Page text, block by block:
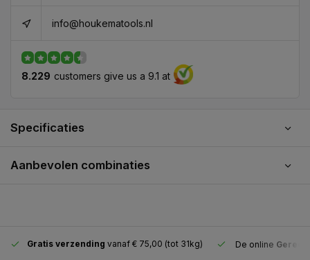
info@houkematools.nl
8.229 customers give us a 9.1 at
Specificaties
Aanbevolen combinaties
Gratis verzending vanaf € 75,00 (tot 31kg) De online